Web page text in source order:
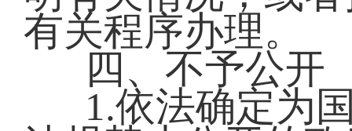
有关程序办理。
四、不予公开
1.依法确定为